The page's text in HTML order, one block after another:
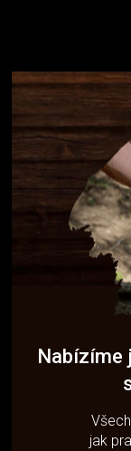
Nabízíme
jak